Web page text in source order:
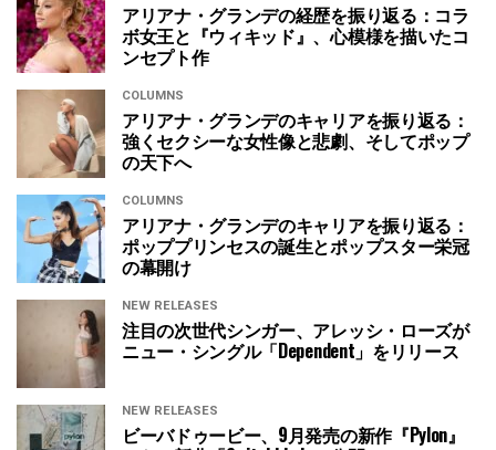
アリアナ・グランデの経歴を振り返る：コラ
ボ女王と『ウィキッド』、心模様を描いたコ
ンセプト作
COLUMNS
アリアナ・グランデのキャリアを振り返る：
強くセクシーな女性像と悲劇、そしてポップ
の天下へ
COLUMNS
アリアナ・グランデのキャリアを振り返る：
ポッププリンセスの誕生とポップスター栄冠
の幕開け
NEW RELEASES
注目の次世代シンガー、アレッシ・ローズが
ニュー・シングル「Dependent」をリリース
NEW RELEASES
ビーバドゥービー、9月発売の新作『Pylon』